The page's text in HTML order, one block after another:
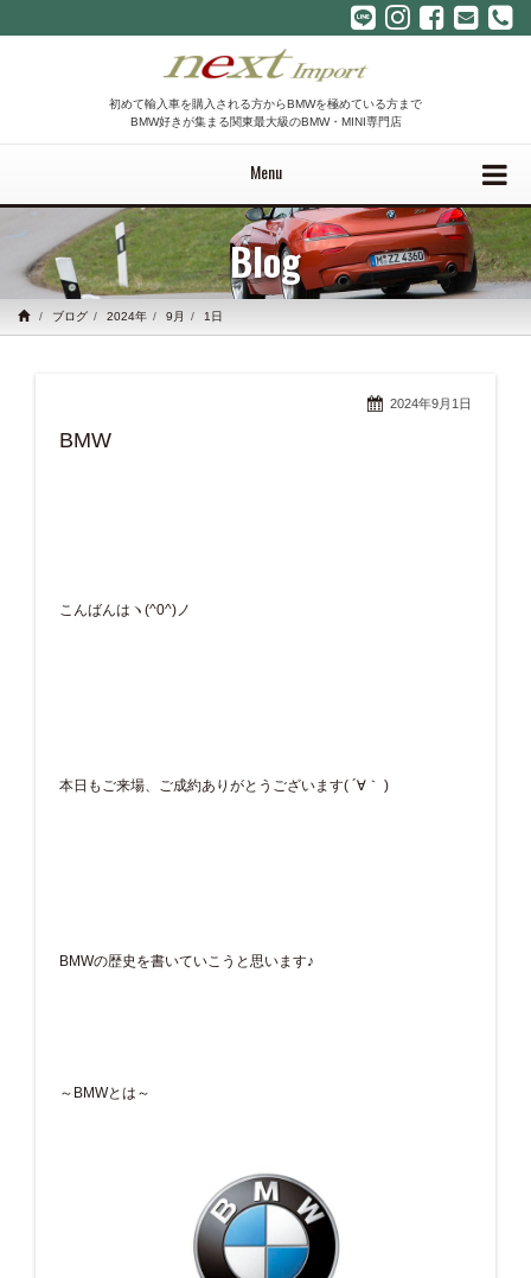
初めて輸入車を購入される方からBMWを極めている方まで
BMW好きが集まる関東最大級のBMW・MINI専門店
Menu
Blog
ブログ 2024年 9月 1日
2024年9月1日
BMW
こんばんはヽ(^0^)ノ
本日もご来場、ご成約ありがとうございます( ´∀｀ )
BMWの歴史を書いていこうと思います♪
～BMWとは～